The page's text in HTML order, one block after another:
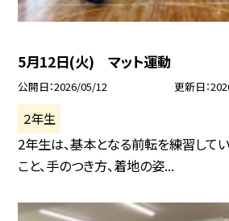
5月12日(火) マット運動
公開日 2026/05/12 更新日
２年生
2年生は、基本となる前転を練習して
こと、手のつき方、着地の姿...